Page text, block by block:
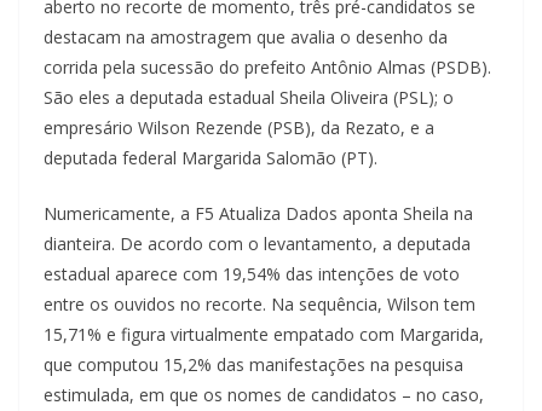
aberto no recorte de momento, três pré-candidatos se
destacam na amostragem que avalia o desenho da
corrida pela sucessão do prefeito Antônio Almas (PSDB).
São eles a deputada estadual Sheila Oliveira (PSL); o
empresário Wilson Rezende (PSB), da Rezato, e a
deputada federal Margarida Salomão (PT).
Numericamente, a F5 Atualiza Dados aponta Sheila na
dianteira. De acordo com o levantamento, a deputada
estadual aparece com 19,54% das intenções de voto
entre os ouvidos no recorte. Na sequência, Wilson tem
15,71% e figura virtualmente empatado com Margarida,
que computou 15,2% das manifestações na pesquisa
estimulada, em que os nomes de candidatos – no caso,